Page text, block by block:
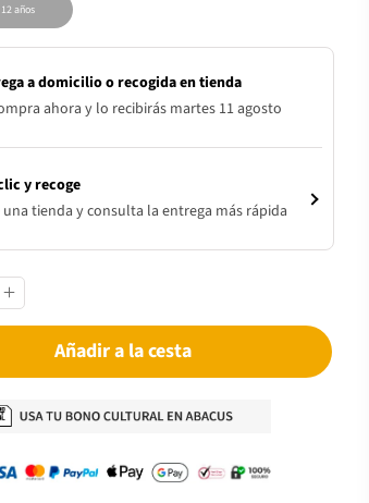
años
a domicilio o recogida en tienda
ahora y lo recibirás martes 11 agosto
y recoge
una tienda y consulta la entrega más rápida
Añadir a la cesta